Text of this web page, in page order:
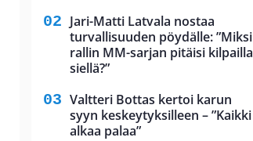
Jari-Matti Latvala nostaa
turvallisuuden pöydälle: ”Miksi
rallin MM-sarjan pitäisi kilpailla
siellä?”
Valtteri Bottas kertoi karun
syyn keskeytyksilleen – ”Kaikki
alkaa palaa”